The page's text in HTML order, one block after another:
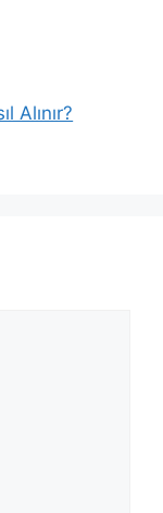
Alınır?